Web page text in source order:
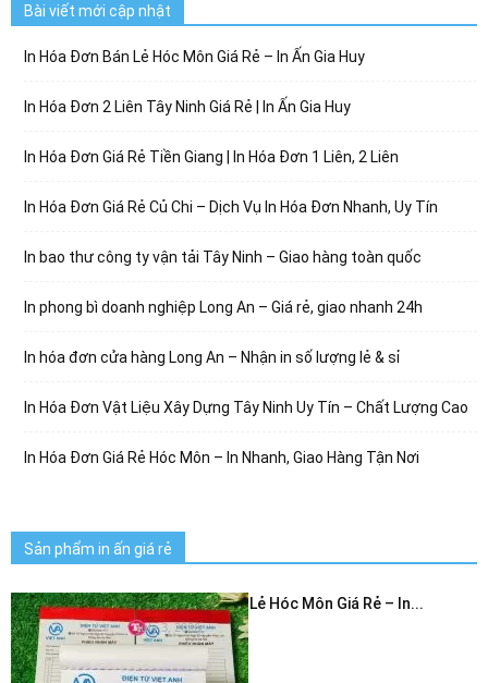
Bài viết mới cập nhật
In Hóa Đơn Bán Lẻ Hóc Môn Giá Rẻ – In Ấn Gia Huy
In Hóa Đơn 2 Liên Tây Ninh Giá Rẻ | In Ấn Gia Huy
In Hóa Đơn Giá Rẻ Tiền Giang | In Hóa Đơn 1 Liên, 2 Liên
In Hóa Đơn Giá Rẻ Củ Chi – Dịch Vụ In Hóa Đơn Nhanh, Uy Tín
In bao thư công ty vận tải Tây Ninh – Giao hàng toàn quốc
In phong bì doanh nghiệp Long An – Giá rẻ, giao nhanh 24h
In hóa đơn cửa hàng Long An – Nhận in số lượng lẻ & sỉ
In Hóa Đơn Vật Liệu Xây Dựng Tây Ninh Uy Tín – Chất Lượng Cao
In Hóa Đơn Giá Rẻ Hóc Môn – In Nhanh, Giao Hàng Tận Nơi
Sản phẩm in ấn giá rẻ
In Hóa Đơn Bán Lẻ Hóc Môn Giá Rẻ – In...
July 3, 2026